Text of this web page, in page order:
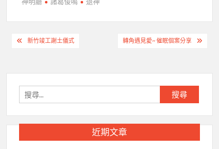
文
導
覽
新竹竣工謝土儀式 轉角遇見愛~ 催眠個案分享
尋
關
字:
近期文章